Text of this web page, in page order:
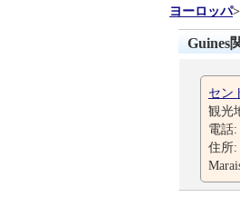
ヨーロッパ>
Guines
セン
観光
電話:
住所: